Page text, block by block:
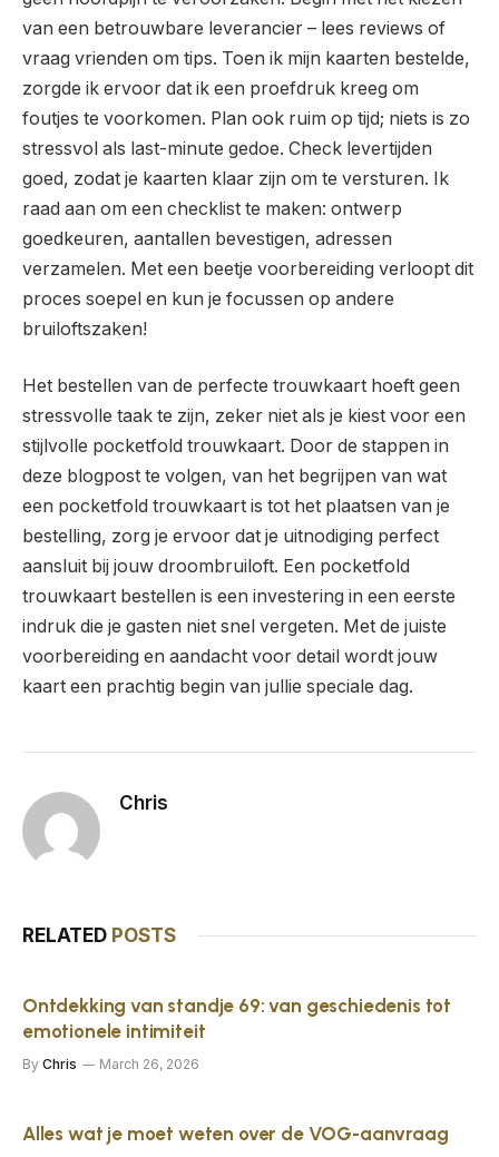
van een betrouwbare leverancier – lees reviews of
vraag vrienden om tips. Toen ik mijn kaarten bestelde,
zorgde ik ervoor dat ik een proefdruk kreeg om
foutjes te voorkomen. Plan ook ruim op tijd; niets is zo
stressvol als last-minute gedoe. Check levertijden
goed, zodat je kaarten klaar zijn om te versturen. Ik
raad aan om een checklist te maken: ontwerp
goedkeuren, aantallen bevestigen, adressen
verzamelen. Met een beetje voorbereiding verloopt dit
proces soepel en kun je focussen op andere
bruiloftszaken!
Het bestellen van de perfecte trouwkaart hoeft geen
stressvolle taak te zijn, zeker niet als je kiest voor een
stijlvolle pocketfold trouwkaart. Door de stappen in
deze blogpost te volgen, van het begrijpen van wat
een pocketfold trouwkaart is tot het plaatsen van je
bestelling, zorg je ervoor dat je uitnodiging perfect
aansluit bij jouw droombruiloft. Een pocketfold
trouwkaart bestellen is een investering in een eerste
indruk die je gasten niet snel vergeten. Met de juiste
voorbereiding en aandacht voor detail wordt jouw
kaart een prachtig begin van jullie speciale dag.
Chris
RELATED POSTS
Ontdekking van standje 69: van geschiedenis tot
emotionele intimiteit
By Chris March 26, 2026
Alles wat je moet weten over de VOG-aanvraag